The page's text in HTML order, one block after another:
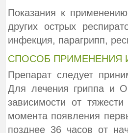
Показания к
других острых
инфекция, парагрипп,
СПОСОБ ПРИМЕНЕНИЯ
Препарат следует
Для лечения гриппа и
зависимости от
момента появления
позднее 36 часов от